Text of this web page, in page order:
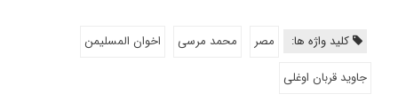
کلید واژه ها: مصر محمد مرسی
اخوان المسلیمن
جاوید قربان اوغلی